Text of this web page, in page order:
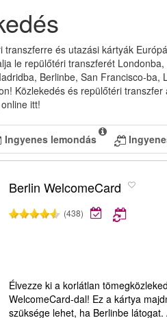
transzferre és utazási kártyák
le repülőtéri transzferét Londonba,
Berlinbe, San Francisco-ba,
Közlekedés és repülőtéri
itt!
Ingyenes lemondás
Berlin WelcomeCard
(438)
Élvezze ki a korlátlan
WelcomeCard-dal! Ez a kártya
szüksége lehet, ha Berlinbe